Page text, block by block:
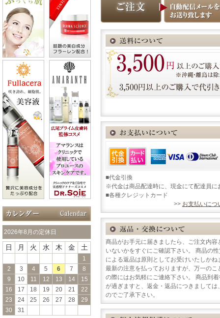
2026年8月の定休日
日 月 火 水 木 金 土
1
2
3 4 5 6 7
8
9
10 11 12 13 14
15
16
17 18 19 20 21
22
23
24 25 26 27 28
29
30
31
■代金引換
※代金は商品配達時に、現金にて配達員に
■各種クレジットカード
>> お支払いにつ
商品がお手元に届きましたら、ご注文内
いないかをすぐにご確認下さい。 商品の
による返品は原則としてお受けいたしか
最新の注意を払っておりますが、万一の
の際にはお気軽にご連絡下さい。 商品到
が過ぎますと、返金・返品につきまして
のでご了承下さい。